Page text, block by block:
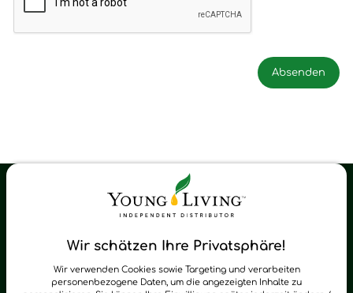
Wir schätzen Ihre Privatsphäre!
Wir verwenden Cookies sowie Targeting und verarbeiten
personenbezogene Daten, um die angezeigten Inhalte zu
Young Living Shop-Oil Newsletter
zum Newsletter anmelden